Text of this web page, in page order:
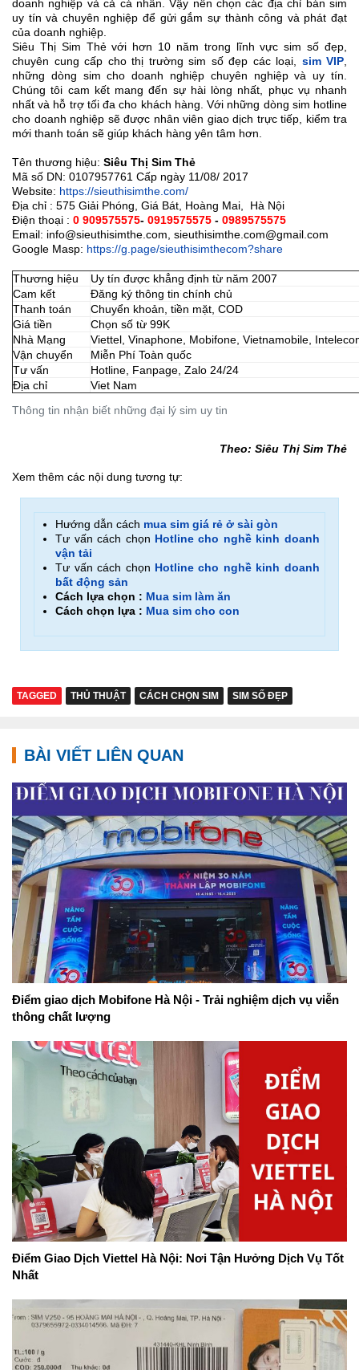
doanh nghiệp và cả cá nhân. Vậy nên chọn các địa chỉ bán sim
uy tín và chuyên nghiệp để gửi gắm sự thành công và phát đạt
của doanh nghiệp.
Siêu Thị Sim Thẻ với hơn 10 năm trong lĩnh vực sim số đẹp,
chuyên cung cấp cho thị trường sim số đẹp các loại, sim VIP,
những dòng sim cho doanh nghiệp chuyên nghiệp và uy tín.
Chúng tôi cam kết mang đến sự hài lòng nhất, phục vụ nhanh
nhất và hỗ trợ tối đa cho khách hàng. Với những dòng sim hotline
cho doanh nghiệp sẽ được nhân viên giao dịch trực tiếp, kiểm tra
mới thanh toán sẽ giúp khách hàng yên tâm hơn.
Tên thương hiệu: Siêu Thị Sim Thẻ
Mã số DN: 0107957761 Cấp ngày 11/08/ 2017
Website: https://sieuthisimthe.com/
Địa chỉ : 575 Giải Phóng, Giá Bát, Hoàng Mai, Hà Nội
Điện thoại : 0 909575575- 0919575575 - 0989575575
Email: info@sieuthisimthe.com, sieuthisimthe.com@gmail.com
Google Masp: https://g.page/sieuthisimthecom?share
Thông tin nhận biết những đại lý sim uy tin
Thương hiệu
Uy tín được khẳng định từ năm 2007
Cam kết
Đăng ký thông tin chính chủ
Thanh toán
Chuyển khoản, tiền mặt, COD
Giá tiền
Chọn số từ 99K
Nhà Mạng
Viettel, Vinaphone, Mobifone, Vietnamobile,
Vận chuyển
Miễn Phí Toàn quốc
Tư vấn
Hotline, Fanpage, Zalo 24/24
Địa chỉ
Viet Nam
Theo: Siêu Thị Sim Thẻ
Xem thêm các nội dung tương tự:
Hướng dẫn cách mua sim giá rẻ ở sài gòn
Tư vấn cách chọn Hotline cho nghề kinh doanh
vận tải
Tư vấn cách chọn Hotline cho nghề kinh doanh
bất động sản
Cách lựa chọn : Mua sim làm ăn
Cách chọn lựa : Mua sim cho con
TAGGED THỦ THUẬT CÁCH CHỌN SIM SIM SỐ ĐẸP
BÀI VIẾT LIÊN QUAN
Điểm giao dịch Mobifone Hà Nội - Trải nghiệm dịch vụ viễn
thông chất lượng
Điểm Giao Dịch Viettel Hà Nội: Nơi Tận Hưởng Dịch Vụ Tốt
Nhất